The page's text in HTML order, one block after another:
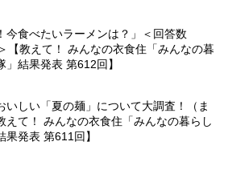
今食べたいラーメンは？」＜回答数
【教えて！ みんなの衣食住「みんなの暮
」結果発表 第612回】
いしい「夏の麺」について大調査！（ま
えて！ みんなの衣食住「みんなの暮らし
果発表 第611回】